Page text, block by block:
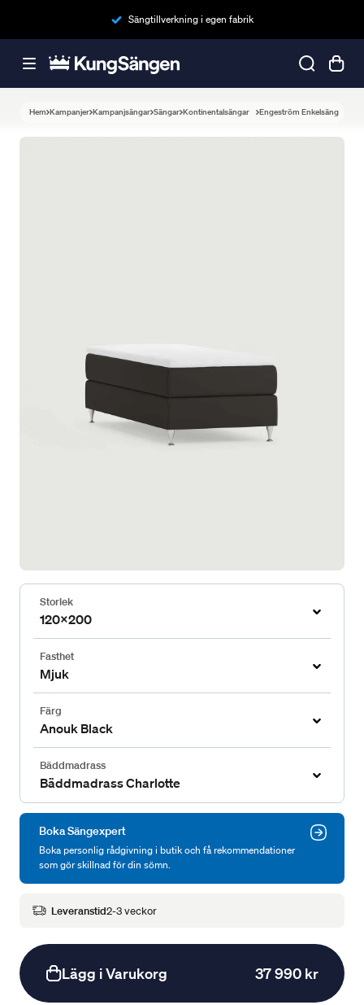
Sängtillverkning i egen fabrik
Hem Kampanjer Kampanjsängar Sängar Kontinentalsängar Engeström Enkelsäng
Storlek
120x200
Fasthet
Mjuk
Färg
Anouk Black
Bäddmadrass
Bäddmadrass Charlotte
Boka Sängexpert
Boka personlig rådgivning i butik och få rekommendationer
som gör skillnad för din sömn.
Leveranstid2-3 veckor
Lägg i Varukorg 37 990 kr